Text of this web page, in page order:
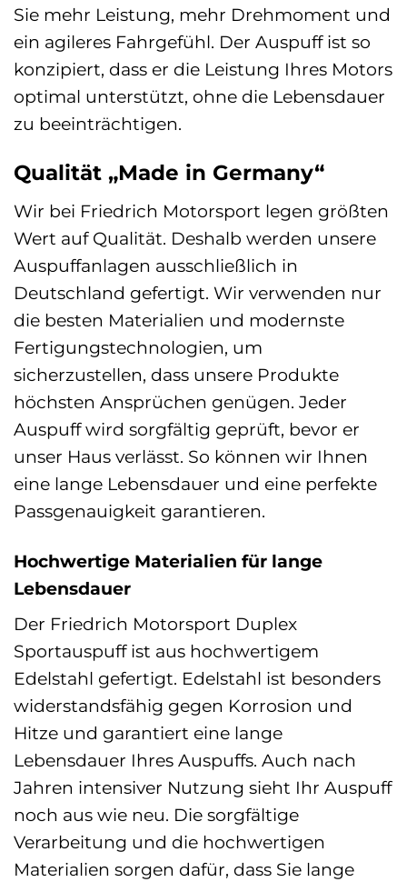
Sie mehr Leistung, mehr Drehmoment und
ein agileres Fahrgefühl. Der Auspuff ist so
konzipiert, dass er die Leistung Ihres Motors
optimal unterstützt, ohne die Lebensdauer
zu beeinträchtigen.
Qualität „Made in Germany“
Wir bei Friedrich Motorsport legen größten
Wert auf Qualität. Deshalb werden unsere
Auspuffanlagen ausschließlich in
Deutschland gefertigt. Wir verwenden nur
die besten Materialien und modernste
Fertigungstechnologien, um
sicherzustellen, dass unsere Produkte
höchsten Ansprüchen genügen. Jeder
Auspuff wird sorgfältig geprüft, bevor er
unser Haus verlässt. So können wir Ihnen
eine lange Lebensdauer und eine perfekte
Passgenauigkeit garantieren.
Hochwertige Materialien für lange
Lebensdauer
Der Friedrich Motorsport Duplex
Sportauspuff ist aus hochwertigem
Edelstahl gefertigt. Edelstahl ist besonders
widerstandsfähig gegen Korrosion und
Hitze und garantiert eine lange
Lebensdauer Ihres Auspuffs. Auch nach
Jahren intensiver Nutzung sieht Ihr Auspuff
noch aus wie neu. Die sorgfältige
Verarbeitung und die hochwertigen
Materialien sorgen dafür, dass Sie lange